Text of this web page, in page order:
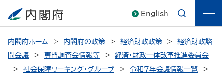
English
内閣府ホーム 内閣府の政策 経済財政政策
経済財政諮
問会議
専門調査会情報等
経済・財政一体改革推進委員会
社会保障ワーキング・グループ
令和7年会議情報一覧